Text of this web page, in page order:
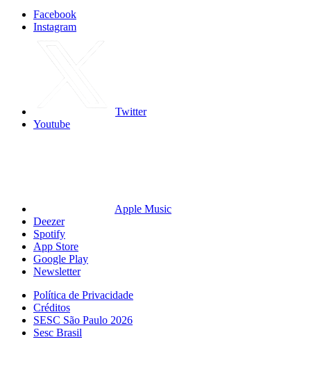
Facebook
Instagram
Twitter
Youtube
Apple Music
Deezer
Spotify
App Store
Google Play
Newsletter
Política de Privacidade
Créditos
SESC São Paulo 2026
Sesc Brasil